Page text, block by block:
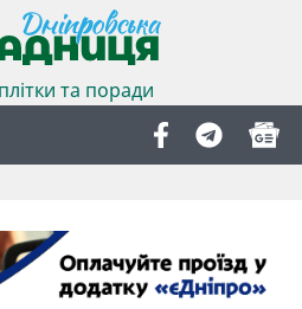
та поради